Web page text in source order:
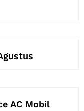
AC Mobil